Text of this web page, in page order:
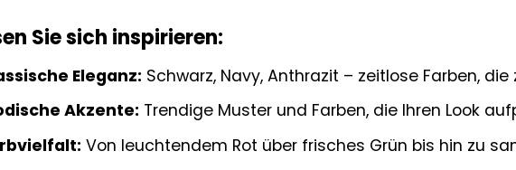
Sie sich inspirieren:
Eleganz: Schwarz, Navy, Anthrazit – zeitlose Farben,
Akzente: Trendige Muster und Farben, die Ihren Look
Von leuchtendem Rot über frisches Grün bis hin zu